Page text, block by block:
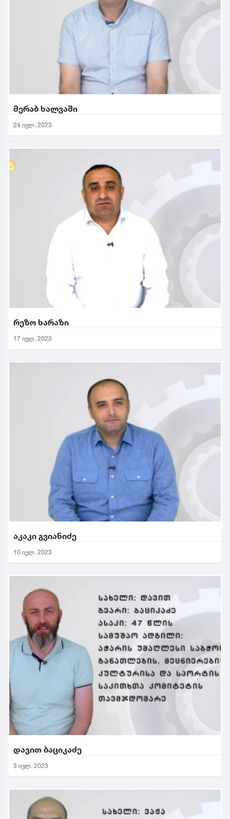
მერაბ ხალვაში
24 ივლ. 2023
რეზო ხარაზი
17 ივლ. 2023
აკაკი გვიანიძე
10 ივლ. 2023
დავით ბაციკაძე
3 ივლ. 2023